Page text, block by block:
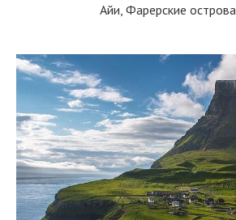
Айи, Фарерские острова